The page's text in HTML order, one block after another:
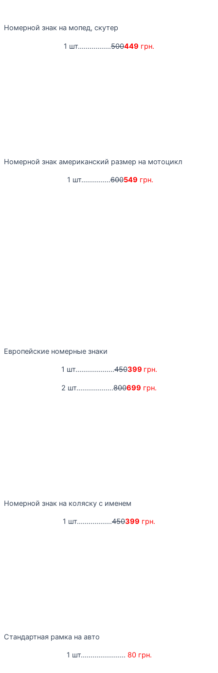
Номерной знак на мопед, скутер
1 шт.................500449 грн.
Номерной знак американский размер на мотоцикл
1 шт...............600549 грн.
Европейские номерные знаки
1 шт....................450399 грн.
2 шт...................800699 грн.
Номерной знак на коляску с именем
1 шт..................450399 грн.
Стандартная рамка на авто
1 шт....................... 80 грн.